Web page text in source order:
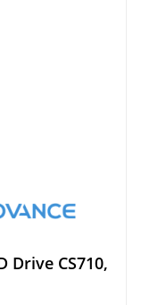
Drive CS710,